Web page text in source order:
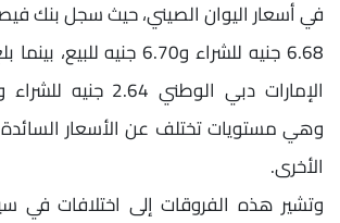
في أسعار اليوان الصيني، حيث سجل بنك
6.68 جنيه للشراء و6.70 جنيه
وهي مستويات تختلف عن الأسعار السائدة
الأخرى.
وتشير هذه الفروقات إلى اختلافات في